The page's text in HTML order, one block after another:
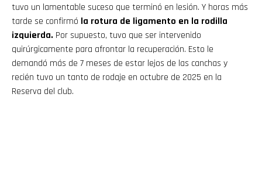
tuvo un lamentable suceso que terminó en lesión. Y horas más
tarde se confirmó la rotura de ligamento en la rodilla
izquierda. Por supuesto, tuvo que ser intervenido
quirúrgicamente para afrontar la recuperación. Esto le
demandó más de 7 meses de estar lejos de las canchas y
recién tuvo un tanto de rodaje en octubre de 2025 en la
Reserva del club.